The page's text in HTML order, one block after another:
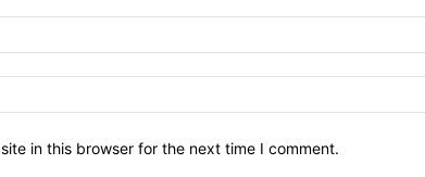
in this browser for the next time I comment.